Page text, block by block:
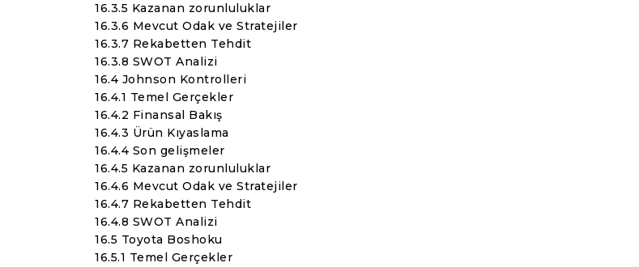
16.3.5 Kazanan zorunluluklar
16.3.6 Mevcut Odak ve Stratejiler
16.3.7 Rekabetten Tehdit
16.3.8 SWOT Analizi
16.4 Johnson Kontrolleri
16.4.1 Temel Gerçekler
16.4.2 Finansal Bakış
16.4.3 Ürün Kıyaslama
16.4.4 Son gelişmeler
16.4.5 Kazanan zorunluluklar
16.4.6 Mevcut Odak ve Stratejiler
16.4.7 Rekabetten Tehdit
16.4.8 SWOT Analizi
16.5 Toyota Boshoku
16.5.1 Temel Gerçekler